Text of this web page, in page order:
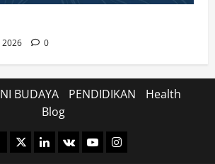
2026 0
BUDAYA PENDIDIKAN
Health
Blog
TwitterLinkedin
VK YoutubeInstagram